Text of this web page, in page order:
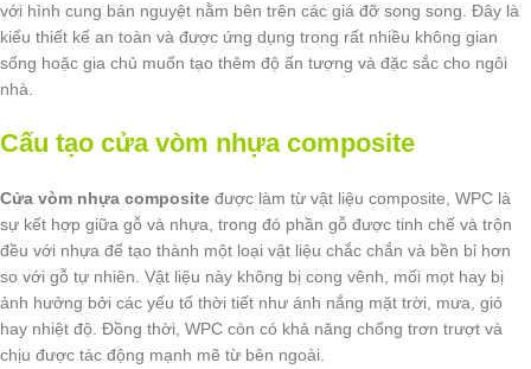
với hình cung bán nguyệt nằm bên trên các giá đỡ song song. Đây là
kiểu thiết kế an toàn và được ứng dụng trong rất nhiều không gian
sống hoặc gia chủ muốn tạo thêm độ ấn tượng và đặc sắc cho ngôi
nhà.
Cấu tạo cửa vòm nhựa composite
Cửa vòm nhựa composite được làm từ vật liệu composite, WPC là
sự kết hợp giữa gỗ và nhựa, trong đó phần gỗ được tinh chế và trộn
đều với nhựa để tạo thành một loại vật liệu chắc chắn và bền bỉ hơn
so với gỗ tự nhiên. Vật liệu này không bị cong vênh, mối mọt hay bị
ảnh hưởng bởi các yếu tố thời tiết như ánh nắng mặt trời, mưa, gió
hay nhiệt độ. Đồng thời, WPC còn có khả năng chống trơn trượt và
chịu được tác động mạnh mẽ từ bên ngoài.